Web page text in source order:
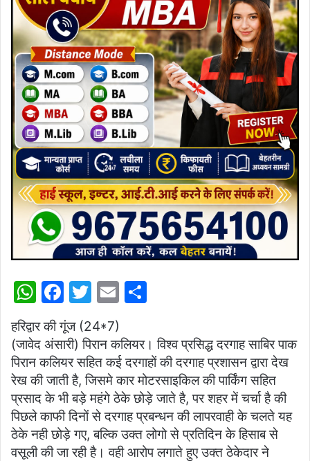
W
at
s
A
p
p
F
a
c
e
b
o
o
k
T
itt
er
E
ai
l
ar
e
हरिद्वार की गूंज (24*7)
(जावेद अंसारी) पिरान कलियर। विश्व प्रसिद्ध दरगाह साबिर पाक
पिरान कलियर सहित कई दरगाहों की दरगाह प्रशासन द्वारा देख
रेख की जाती है, जिसमे कार मोटरसाइकिल की पार्किंग सहित
प्रसाद के भी बड़े महंगे ठेके छोड़े जाते है, पर शहर में चर्चा है की
पिछले काफी दिनों से दरगाह प्रबन्धन की लापरवाही के चलते यह
ठेके नही छोड़े गए, बल्कि उक्त लोगो से प्रतिदिन के हिसाब से
वसूली की जा रही है। वही आरोप लगाते हुए उक्त ठेकेदार ने